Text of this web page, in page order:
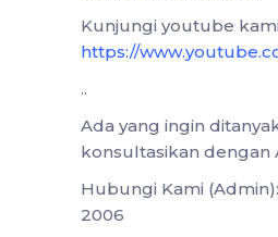
Kunjungi youtube kami
https://
..
Ada yang ingin
konsultasikan dengan
Hubungi Kami (Admin):
2006